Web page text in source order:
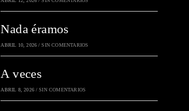
Nada éramos
ABRIL 10, 2026 / SIN COMENTARIOS
A veces
ABRIL 8, 2026 / SIN COMENTARIOS